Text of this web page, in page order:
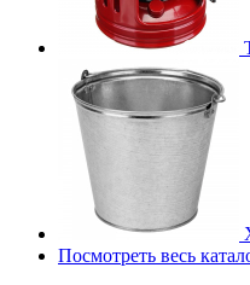
Посмотреть весь